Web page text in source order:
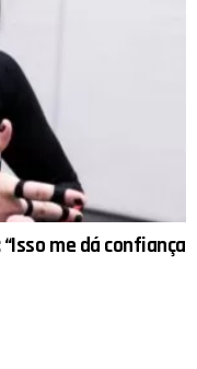
me dá confiança